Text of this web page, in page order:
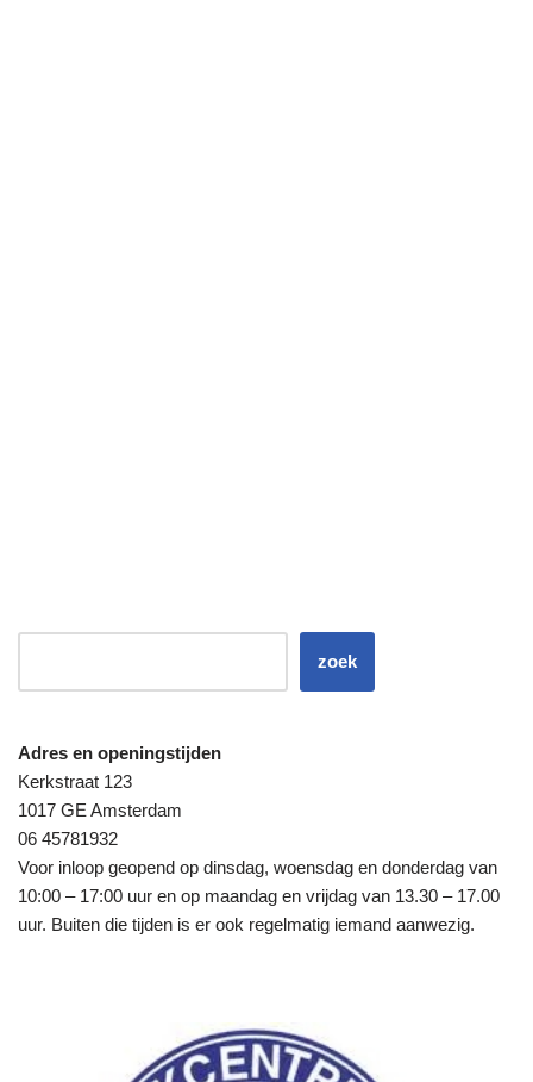
zoek
Adres en openingstijden
Kerkstraat 123
1017 GE Amsterdam
06 45781932
Voor inloop geopend op dinsdag, woensdag en donderdag van
10:00 – 17:00 uur en op maandag en vrijdag van 13.30 – 17.00
uur. Buiten die tijden is er ook regelmatig iemand aanwezig.